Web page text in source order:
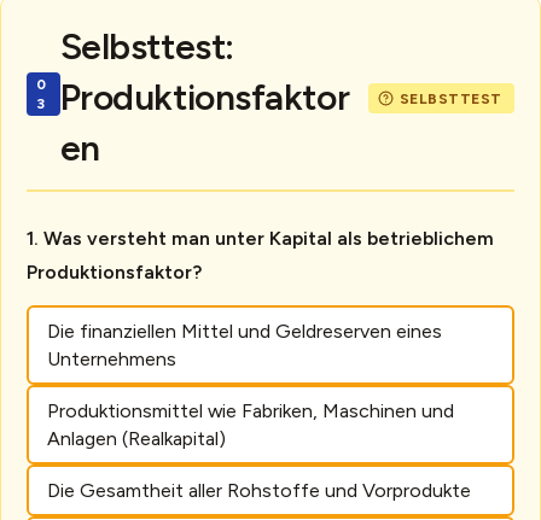
Selbsttest:
Produktionsfaktor
en
Was versteht man unter Kapital als betrieblichem
Produktionsfaktor?
Die finanziellen Mittel und Geldreserven eines
Unternehmens
Produktionsmittel wie Fabriken, Maschinen und
Anlagen (Realkapital)
Die Gesamtheit aller Rohstoffe und Vorprodukte